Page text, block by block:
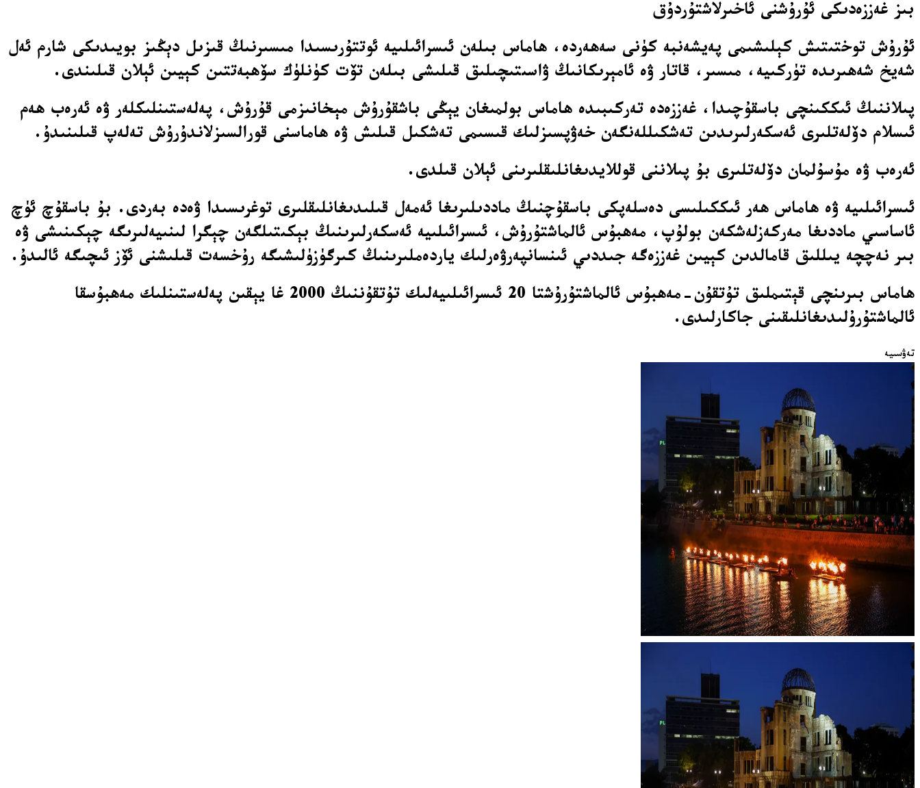
بىز غەززەدىكى ئۇرۇشنى ئاخىرلاشتۇردۇق
ئۇرۇش توختىتىش كېلىشىمى پەيشەنبە كۈنى سەھەردە، ھاماس بىلەن ئىسرائىلىيە ئوتتۇرىسىدا مىسىرنىڭ قىزىل دېڭىز بويىدىكى شارم ئەل
شەيخ شەھىرىدە تۈركىيە، مىسىر، قاتار ۋە ئامېرىكانىڭ ۋاسىتىچىلىق قىلىشى بىلەن تۆت كۈنلۈك سۆھبەتتىن كېيىن ئېلان قىلىندى.
پىلاننىڭ ئىككىنچى باسقۇچىدا، غەززەدە تەركىبىدە ھاماس بولمىغان يېڭى باشقۇرۇش مېخانىزمى قۇرۇش، پەلەستىنلىكلەر ۋە ئەرەب ھەم
ئىسلام دۆلەتلىرى ئەسكەرلىرىدىن تەشكىللەنگەن خەۋپسىزلىك قىسىمى تەشكىل قىلىش ۋە ھاماسنى قورالسىزلاندۇرۇش تەلەپ قىلىنىدۇ.
ئەرەب ۋە مۇسۇلمان دۆلەتلىرى بۇ پىلاننى قوللايدىغانلىقلىرىنى ئېلان قىلدى.
ئىسرائىلىيە ۋە ھاماس ھەر ئىككىلىسى دەسلەپكى باسقۇچنىڭ ماددىلىرىغا ئەمەل قىلىدىغانلىقلىرى توغرىسىدا ۋەدە بەردى. بۇ باسقۇچ ئۈچ
ئاساسىي ماددىغا مەركەزلەشكەن بولۇپ، مەھبۇس ئالماشتۇرۇش، ئىسرائىلىيە ئەسكەرلىرىنىڭ بېكىتىلگەن چېگرا لىنىيەلىرىگە چېكىنىشى ۋە
بىر نەچچە يىللىق قامالدىن كېيىن غەززەگە جىددىي ئىنسانپەرۋەرلىك ياردەملىرىنىڭ كىرگۈزۈلىشىگە رۇخسەت قىلىشنى ئۆز ئىچىگە ئالىدۇ.
ھاماس بىرىنچى قېتىملىق تۇتقۇن-مەھبۇس ئالماشتۇرۇشتا 20 ئىسرائىلىيەلىك تۇتقۇننىڭ 2000 غا يېقىن پەلەستىنلىك مەھبۇسقا
ئالماشتۇرۇلىدىغانلىقىنى جاكارلىدى.
تەۋسىيە